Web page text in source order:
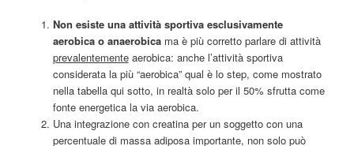
Non esiste una attività sportiva esclusivamente
aerobica o anaerobicama è più corretto parlare di attività
prevalentementeaerobica: anche l’attività sportiva
considerata la più “aerobica” qual è lo step, come mostrato
nella tabella qui sotto, in realtà solo per il 50% sfrutta come
fonte energetica la via aerobica.
Una integrazione con creatina per un soggetto con una
percentuale di massa adiposa importante, non solo può